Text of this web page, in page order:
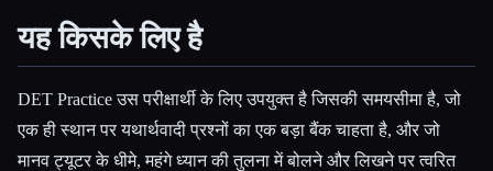
यह किसके लिए है
DET Practice उस परीक्षार्थी के लिए उपयुक्त है जिसकी समयसीमा है, जो
एक ही स्थान पर यथार्थवादी प्रश्नों का एक बड़ा बैंक चाहता है, और जो
मानव ट्यूटर के धीमे, महंगे ध्यान की तुलना में बोलने और लिखने पर त्वरित